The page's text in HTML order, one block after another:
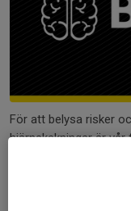
För att belysa risker
hjärnskakningar är
och risken för
ytterligare ett steg i